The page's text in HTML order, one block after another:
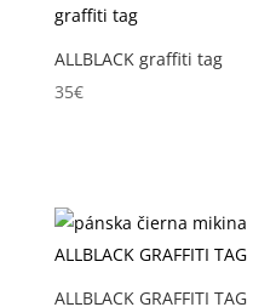
ALLBLACK graffiti tag
35€
ALLBLACK GRAFFITI TAG